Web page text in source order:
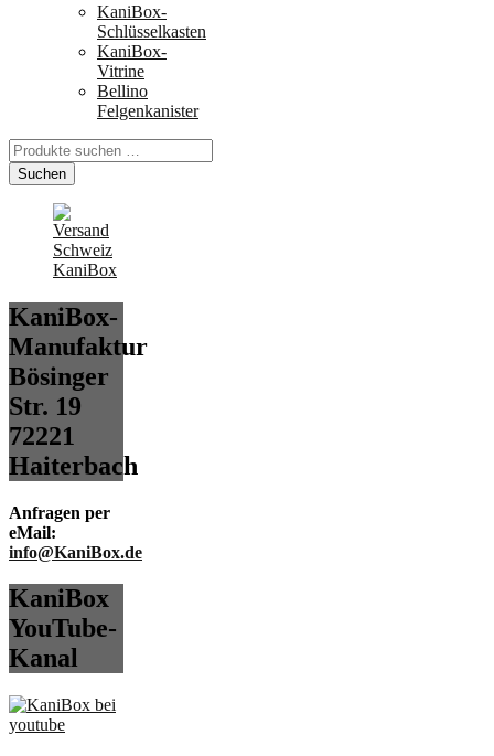
KaniBox-
Schlüsselkasten
KaniBox-
Vitrine
Bellino
Felgenkanister
Suchen
nach:
Suchen
KaniBox-
Manufaktur
Bösinger
Str. 19
72221
Haiterbach
Anfragen per
eMail:
info@KaniBox.de
KaniBox
YouTube-
Kanal